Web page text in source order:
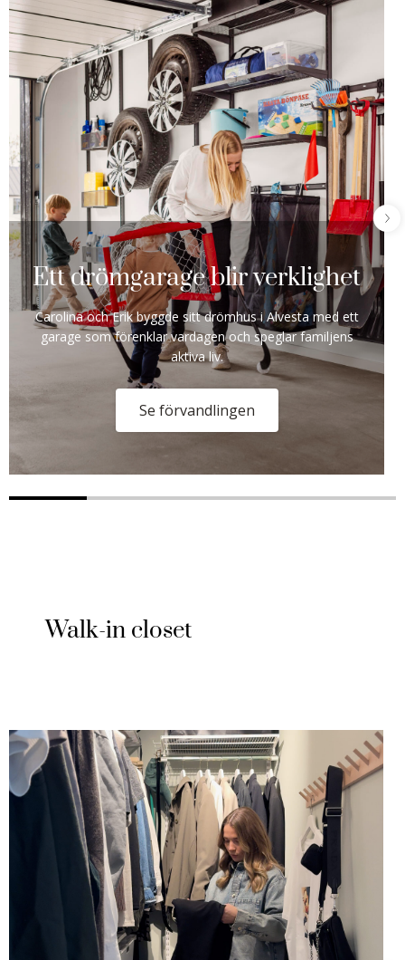
Ett drömgarage blir verklighet
Carolina och Erik byggde sitt drömhus i Alvesta med ett
garage som förenklar vardagen och speglar familjens
aktiva liv.
Se förvandlingen
Walk-in closet